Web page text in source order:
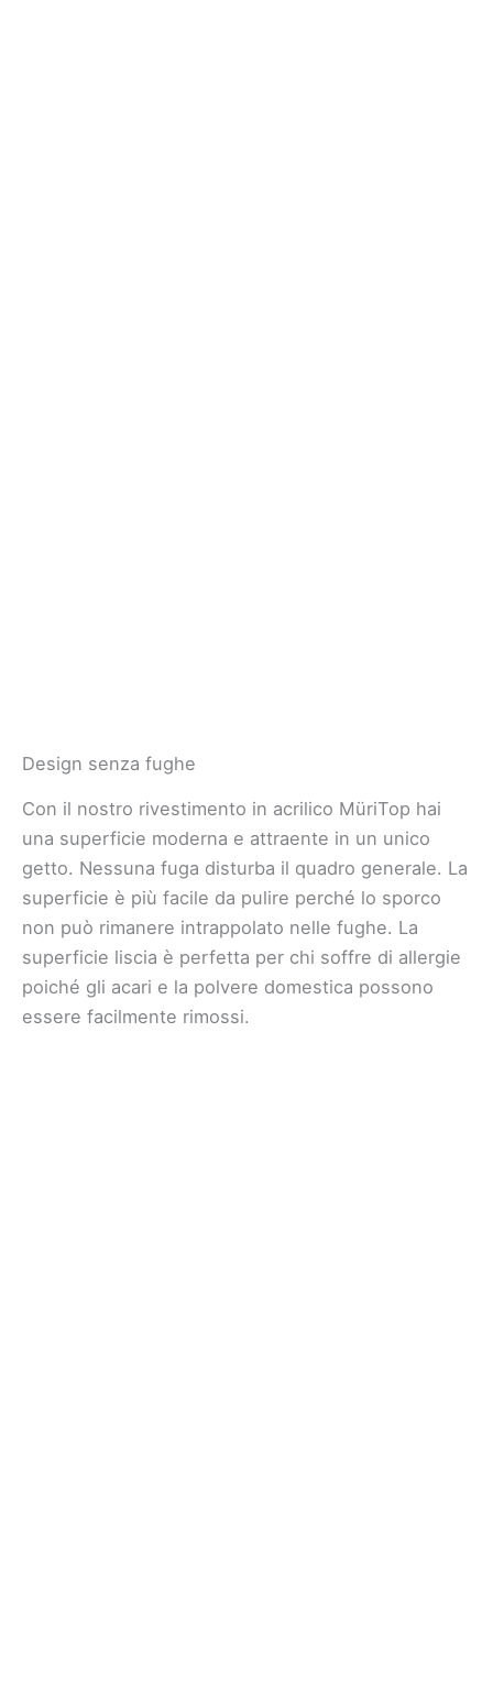
Design senza fughe
Con il nostro rivestimento in acrilico MüriTop hai
una superficie moderna e attraente in un unico
getto. Nessuna fuga disturba il quadro generale. La
superficie è più facile da pulire perché lo sporco
non può rimanere intrappolato nelle fughe. La
superficie liscia è perfetta per chi soffre di allergie
poiché gli acari e la polvere domestica possono
essere facilmente rimossi.